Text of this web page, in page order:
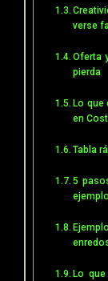
verse
Oferta
pierda
Lo
en
Tabla
5
Lo